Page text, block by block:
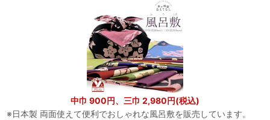
中巾 900円、三巾 2,980円(税込)
※日本製 両面使えて便利でおしゃれな風呂敷を販売しています。